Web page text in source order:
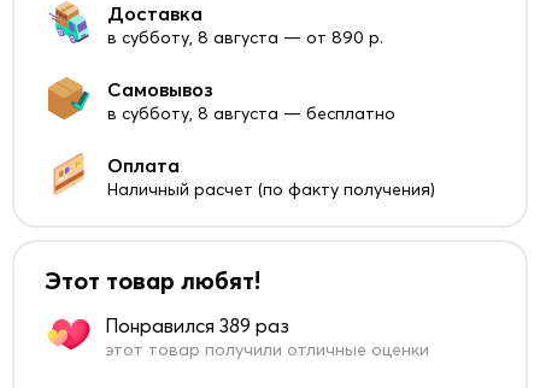
Доставка
в субботу, 8 августа — от 890 р.
Самовывоз
в субботу, 8 августа — бесплатно
Оплата
Наличный расчет (по факту получения)
Этот товар любят!
Понравился 389 раз
этот товар получили отличные оценки